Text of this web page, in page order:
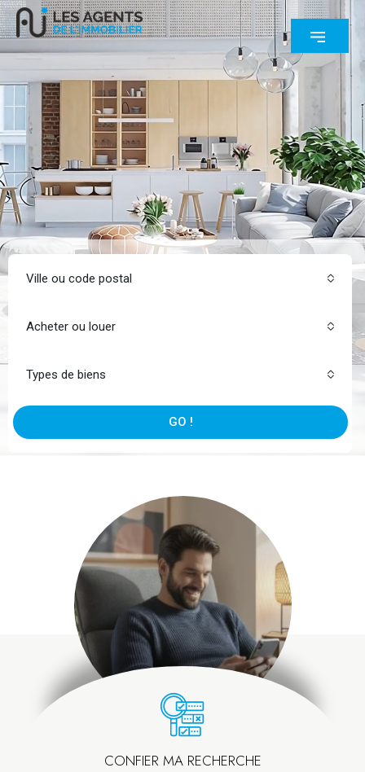
Ville ou code postal
Acheter ou louer
Types de biens
GO !
CONFIER MA RECHERCHE